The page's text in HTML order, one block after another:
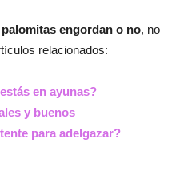
palomitas engordan o no, no
relacionados:
en ayunas?
y buenos
para adelgazar?